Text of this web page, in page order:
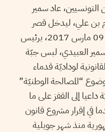
التونسيين، عاد سمير
بن علي، ليدخل قصر
قرطاج مجدّدا في لقاء جمعه اليوم 09 مارس 2017، برئيس
العبيدي، لبس جبّة
لوداديّة قدماء
“المصالحة الوطنيّة”
إلى القفز على ما
في إقرار مشروع قانون
منذ شهر جويلية